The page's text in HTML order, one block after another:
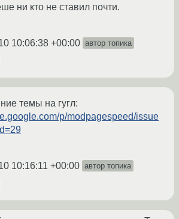
ни кто не ставил почти.
10:06:38 +00:00 автор топика
темы на гугл:
p/modpagespeed/issue
10:16:11 +00:00 автор топика